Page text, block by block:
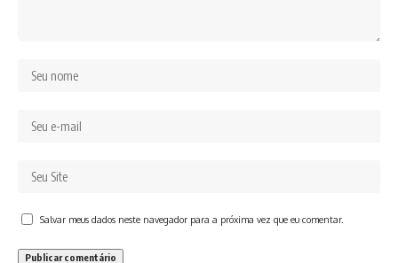
Salvar meus dados neste navegador para a próxima vez que eu comentar.